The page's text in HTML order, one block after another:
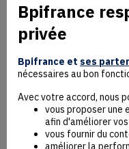
Mentions Légales
Données personnelles
Contact
Bpifrance
privée
Bpifrance et ses
nécessaires au bon
Avec votre accord, nous
vous proposer une
afin d'améliorer
vous fournir du
améliorer la